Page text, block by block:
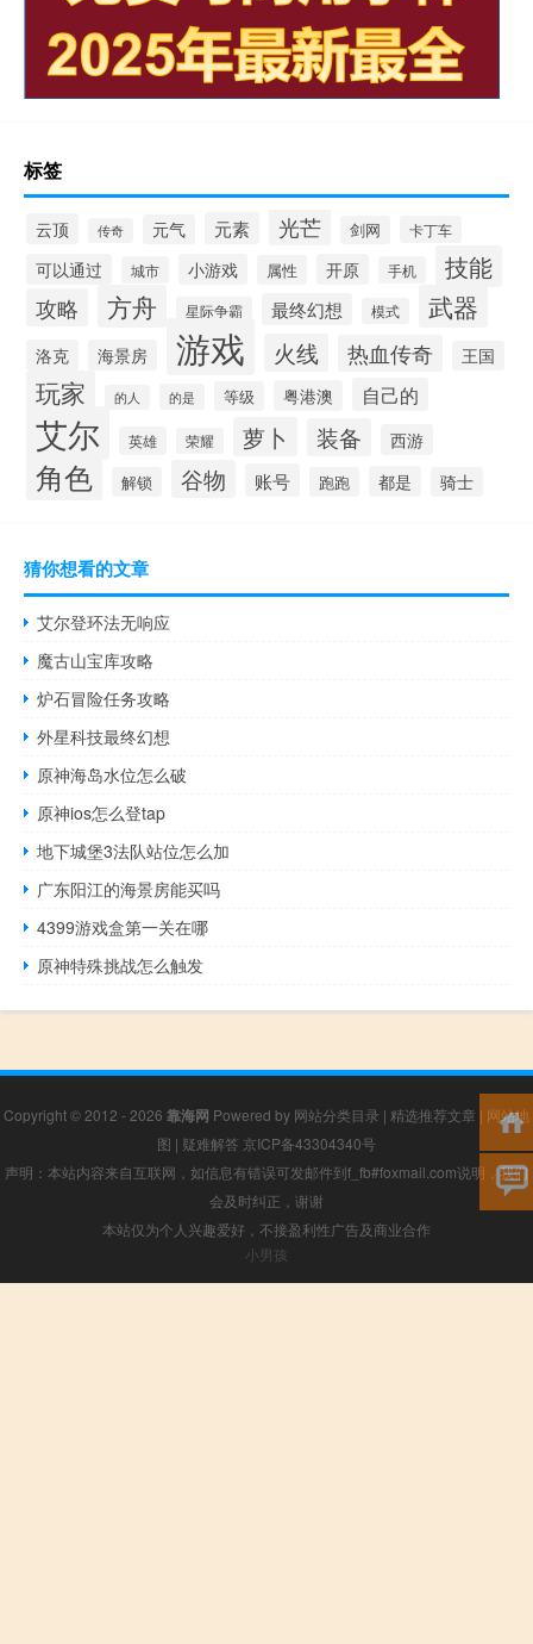
标签
云顶 传奇 元气 元素 光芒 剑网 卡丁车
可以通过 城市 小游戏 属性 开原 手机 技能
攻略 方舟 星际争霸 最终幻想 模式 武器
洛克 海景房 游戏 火线 热血传奇 王国
玩家 的人 的是 等级 粤港澳 自己的
艾尔 英雄 荣耀 萝卜 装备 西游
角色 解锁 谷物 账号 跑跑 都是 骑士
猜你想看的文章
艾尔登环法无响应
魔古山宝库攻略
炉石冒险任务攻略
外星科技最终幻想
原神海岛水位怎么破
原神ios怎么登tap
地下城堡3法队站位怎么加
广东阳江的海景房能买吗
4399游戏盒第一关在哪
原神特殊挑战怎么触发
Copyright © 2012 - 2026 靠海网 Powered by 网站分类目录 | 精选推荐文章 | 网站地
图 | 疑难解答 京ICP备43304340号
声明：本站内容来自互联网，如信息有错误可发邮件到f_fb#foxmail.com说明，我们
会及时纠正，谢谢
本站仅为个人兴趣爱好，不接盈利性广告及商业合作
小男孩